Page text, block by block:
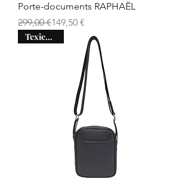
Porte-documents RAPHAËL
Prix original
299,00 €
Prix promotionnel
149,50 €
Texier days